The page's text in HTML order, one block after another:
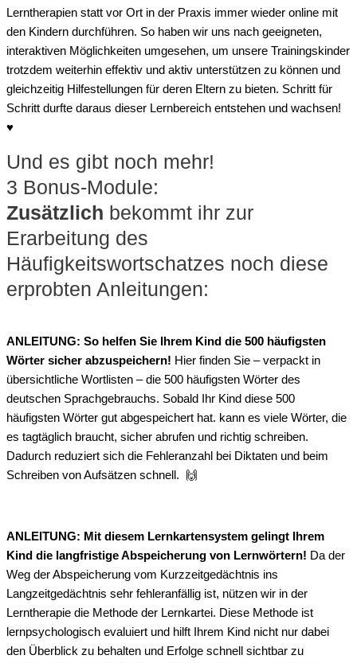
Lerntherapien statt vor Ort in der Praxis immer wieder online mit
den Kindern durchführen. So haben wir uns nach geeigneten,
interaktiven Möglichkeiten umgesehen, um unsere Trainingskinder
trotzdem weiterhin effektiv und aktiv unterstützen zu können und
gleichzeitig Hilfestellungen für deren Eltern zu bieten. Schritt für
Schritt durfte daraus dieser Lernbereich entstehen und wachsen!
♥️
Und es gibt noch mehr!
3 Bonus-Module:
Zusätzlich bekommt ihr zur
Erarbeitung des
Häufigkeitswortschatzes noch diese
erprobten Anleitungen:
ANLEITUNG: So helfen Sie Ihrem Kind die 500 häufigsten
Wörter sicher abzuspeichern! Hier finden Sie – verpackt in
übersichtliche Wortlisten – die 500 häufigsten Wörter des
deutschen Sprachgebrauchs. Sobald Ihr Kind diese 500
häufigsten Wörter gut abgespeichert hat. kann es viele Wörter, die
es tagtäglich braucht, sicher abrufen und richtig schreiben.
Dadurch reduziert sich die Fehleranzahl bei Diktaten und beim
Schreiben von Aufsätzen schnell.
🙌
ANLEITUNG: Mit diesem Lernkartensystem gelingt Ihrem
Kind die langfristige Abspeicherung von Lernwörtern! Da der
Weg der Abspeicherung vom Kurzzeitgedächtnis ins
Langzeitgedächtnis sehr fehleranfällig ist, nützen wir in der
Lerntherapie die Methode der Lernkartei. Diese Methode ist
lernpsychologisch evaluiert und hilft Ihrem Kind nicht nur dabei
den Überblick zu behalten und Erfolge schnell sichtbar zu